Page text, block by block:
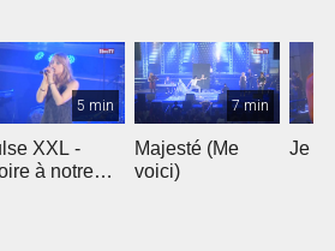
5 min
XXL -
à notre
7 min
Majesté (Me
voici)
Je te